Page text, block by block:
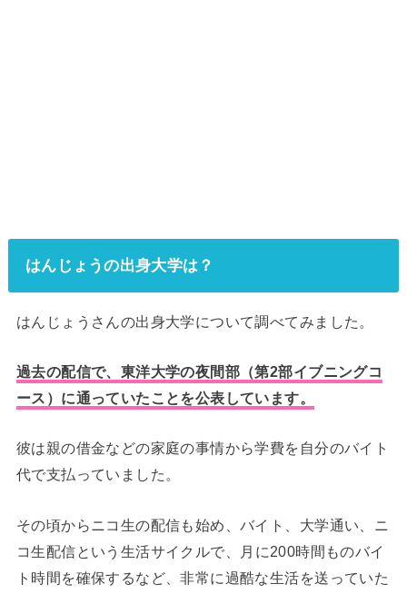
はんじょうの出身大学は？
はんじょうさんの出身大学について調べてみました。
過去の配信で、東洋大学の夜間部（第2部イブニングコ
ース）に通っていたことを公表しています。
彼は親の借金などの家庭の事情から学費を自分のバイト
代で支払っていました。
その頃からニコ生の配信も始め、バイト、大学通い、ニ
コ生配信という生活サイクルで、
月に200時間ものバイ
ト時間を確保するなど、非常に過酷な生活を送っていた